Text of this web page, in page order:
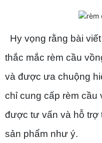
Hy vọng rằng bài
thắc mắc rèm cầu
và được ưa chuộng
chỉ cung cấp rèm cầu
được tư vấn và hỗ trợ
sản phẩm như ý.